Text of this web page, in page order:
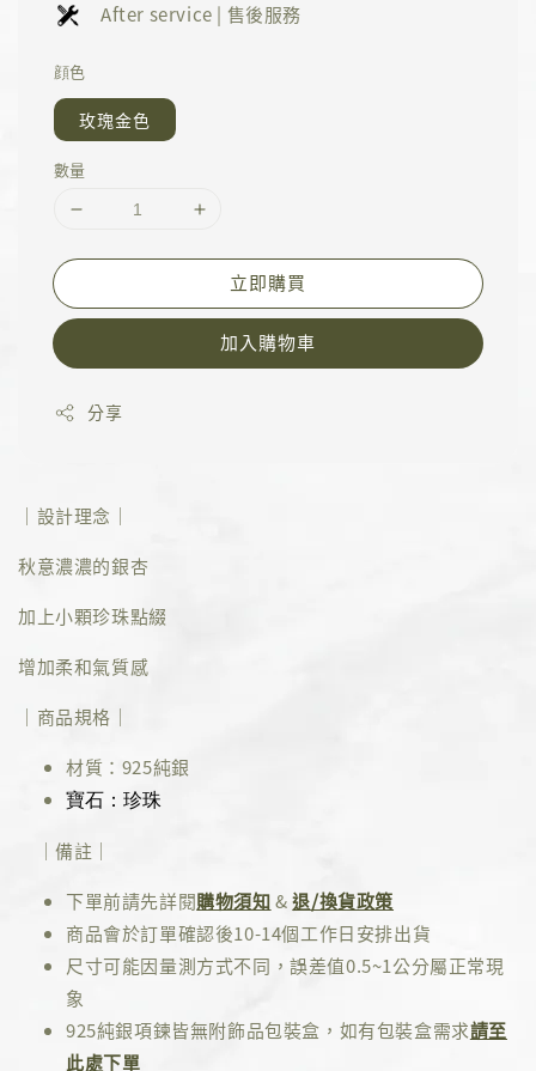
After service | 售後服務
顔色
玫瑰金色
數量
立即購買
加入購物車
分享
｜設計理念｜
秋意濃濃的銀杏
加上小顆珍珠點綴
增加柔和氣質感
｜商品規格｜
材質：925純銀
寶石：珍珠
｜備註｜
下單前請先詳閱購物須知&退/換貨政策
商品會於訂單確認後10-14個工作日安排出貨
尺寸可能因量測方式不同，誤差值0.5~1公分屬正常現
象
925純銀項鍊皆無附飾品包裝盒，如有包裝盒需求請至
此處下單